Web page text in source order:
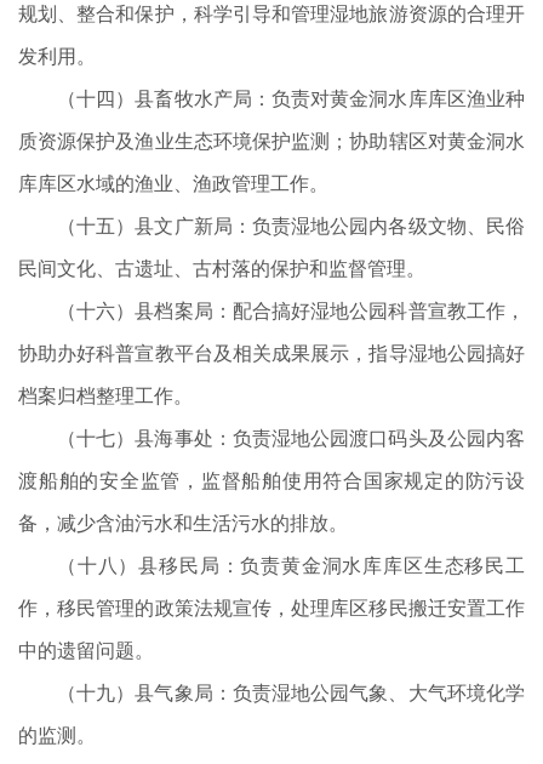
规划、整合和保护，科学引导和管理湿地旅游资源的合理开
发利用。
（十四）县畜牧水产局：负责对黄金洞水库库区渔业种
质资源保护及渔业生态环境保护监测；协助辖区对黄金洞水
库库区水域的渔业、渔政管理工作。
（十五）县文广新局：负责湿地公园内各级文物、民俗
民间文化、古遗址、古村落的保护和监督管理。
（十六）县档案局：配合搞好湿地公园科普宣教工作，
协助办好科普宣教平台及相关成果展示，指导湿地公园搞好
档案归档整理工作。
（十七）县海事处：负责湿地公园渡口码头及公园内客
渡船舶的安全监管，监督船舶使用符合国家规定的防污设
备，减少含油污水和生活污水的排放。
（十八）县移民局：负责黄金洞水库库区生态移民工
作，移民管理的政策法规宣传，处理库区移民搬迁安置工作
中的遗留问题。
（十九）县气象局：负责湿地公园气象、大气环境化学
的监测。